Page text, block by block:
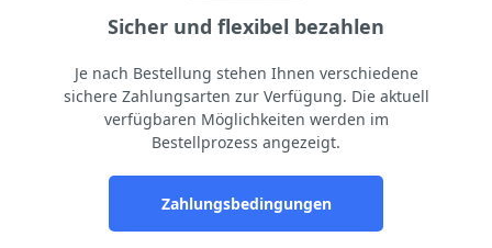
Sicher und flexibel bezahlen
Je nach Bestellung stehen Ihnen verschiedene
sichere Zahlungsarten zur Verfügung. Die aktuell
verfügbaren Möglichkeiten werden im
Bestellprozess angezeigt.
Zahlungsbedingungen